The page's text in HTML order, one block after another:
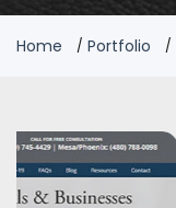
Home Portfolio